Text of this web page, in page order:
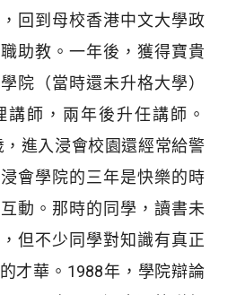
回到母校香港中文大學政
助教。一年後，獲得寶貴
院（當時還未升格大學）
講師，兩年後升任講師。
進入浸會校園還經常給警
會學院的三年是快樂的時
動。那時的同學，讀書未
但不少同學對知識有真正
才華。1988年，學院辯論